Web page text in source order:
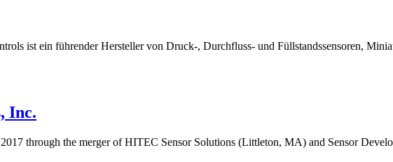
ist ein führender Hersteller von Druck-, Durchfluss- und Füllstandssensoren,
Inc.
through the merger of HITEC Sensor Solutions (Littleton, MA) and Sensor